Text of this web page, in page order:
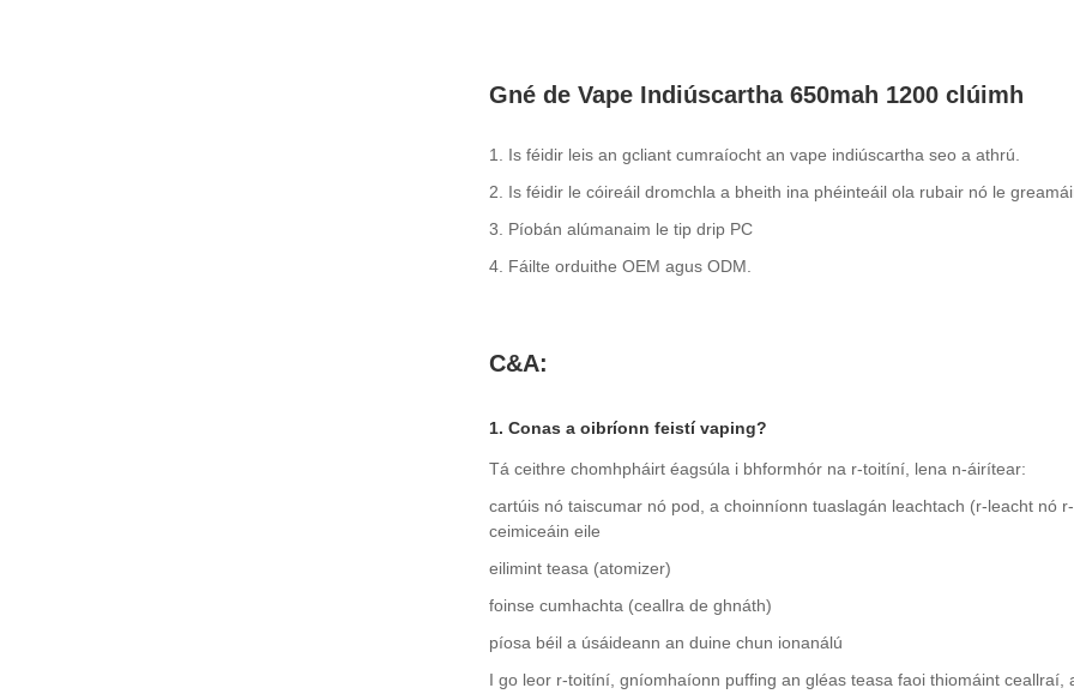
Gné de Vape Indiúscartha 650mah 1200 clúimh
1. Is féidir leis an gcliant cumraíocht an vape indiúscartha seo a athrú.
2. Is féidir le cóireáil dromchla a bheith ina phéinteáil ola rubair nó le
3. Píobán alúmanaim le tip drip PC
4. Fáilte orduithe OEM agus ODM.
C&A:
1. Conas a oibríonn feistí vaping?
Tá ceithre chomhpháirt éagsúla i bhformhór na r-toitíní, lena n-áirítear:
cartúis nó taiscumar nó pod, a choinníonn tuaslagán leachtach (r-leacht nó
ceimiceáin eile
eilimint teasa (atomizer)
foinse cumhachta (ceallra de ghnáth)
píosa béil a úsáideann an duine chun ionanálú
I go leor r-toitíní, gníomhaíonn puffing an gléas teasa faoi thiomáint